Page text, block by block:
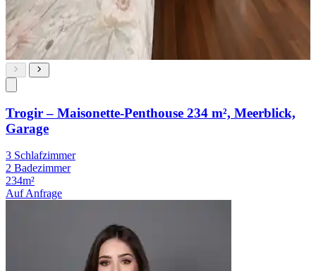
Trogir – Maisonette-Penthouse 234 m², Meerblick,
Garage
3 Schlafzimmer
2 Badezimmer
234m²
Auf Anfrage